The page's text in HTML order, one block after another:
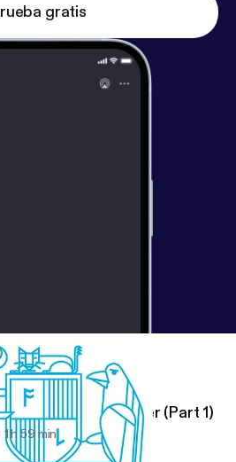
gratis
14 – Harry Potter (Part 1)
1 h 59 min